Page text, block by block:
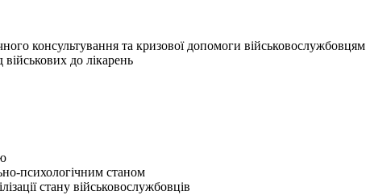
консультування та кризової допомоги військовослужбовцям
військових до лікарень
психологічним станом
стану військовослужбовців